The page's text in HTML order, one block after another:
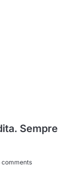
Sempre
comments